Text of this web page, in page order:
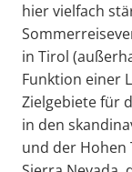
hier vielfach
in Tirol
Funktion einer
Zielgebiete für
in den
und der Hohen